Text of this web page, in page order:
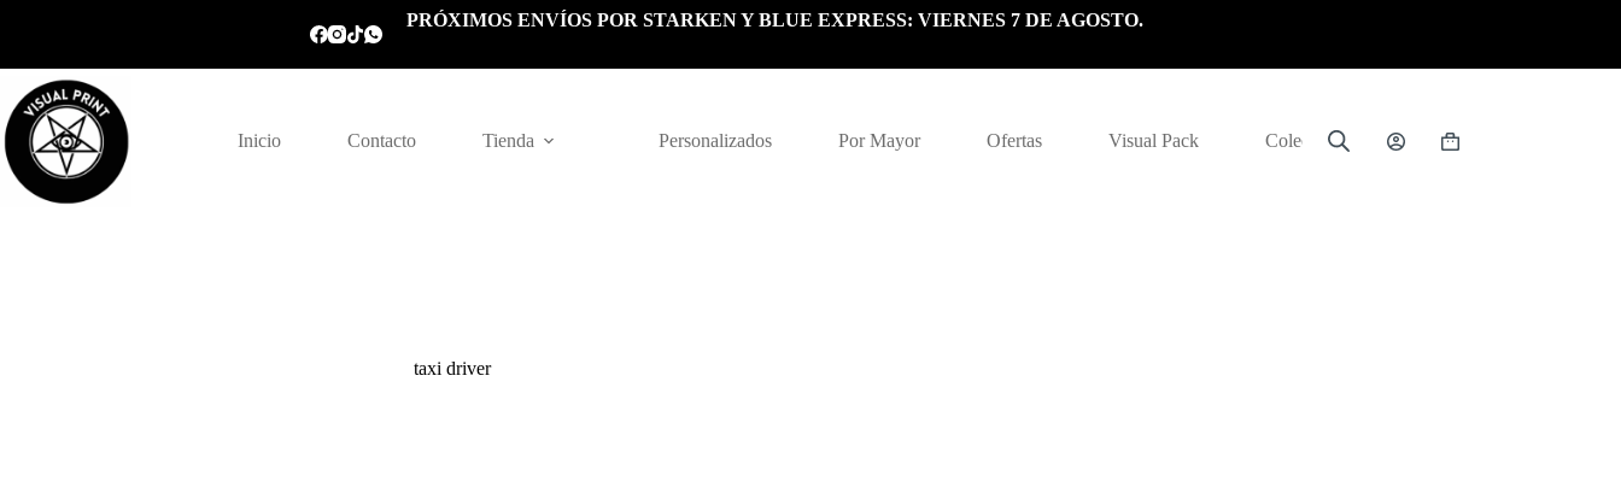
PRÓXIMOS ENVÍOS POR STARKEN Y BLUE EXPRESS: VIERNES 7 DE AGOSTO.
Inicio Contacto Tienda Personalizados Por Mayor Ofertas Visual Pack Colección
Carrito
taxi driver